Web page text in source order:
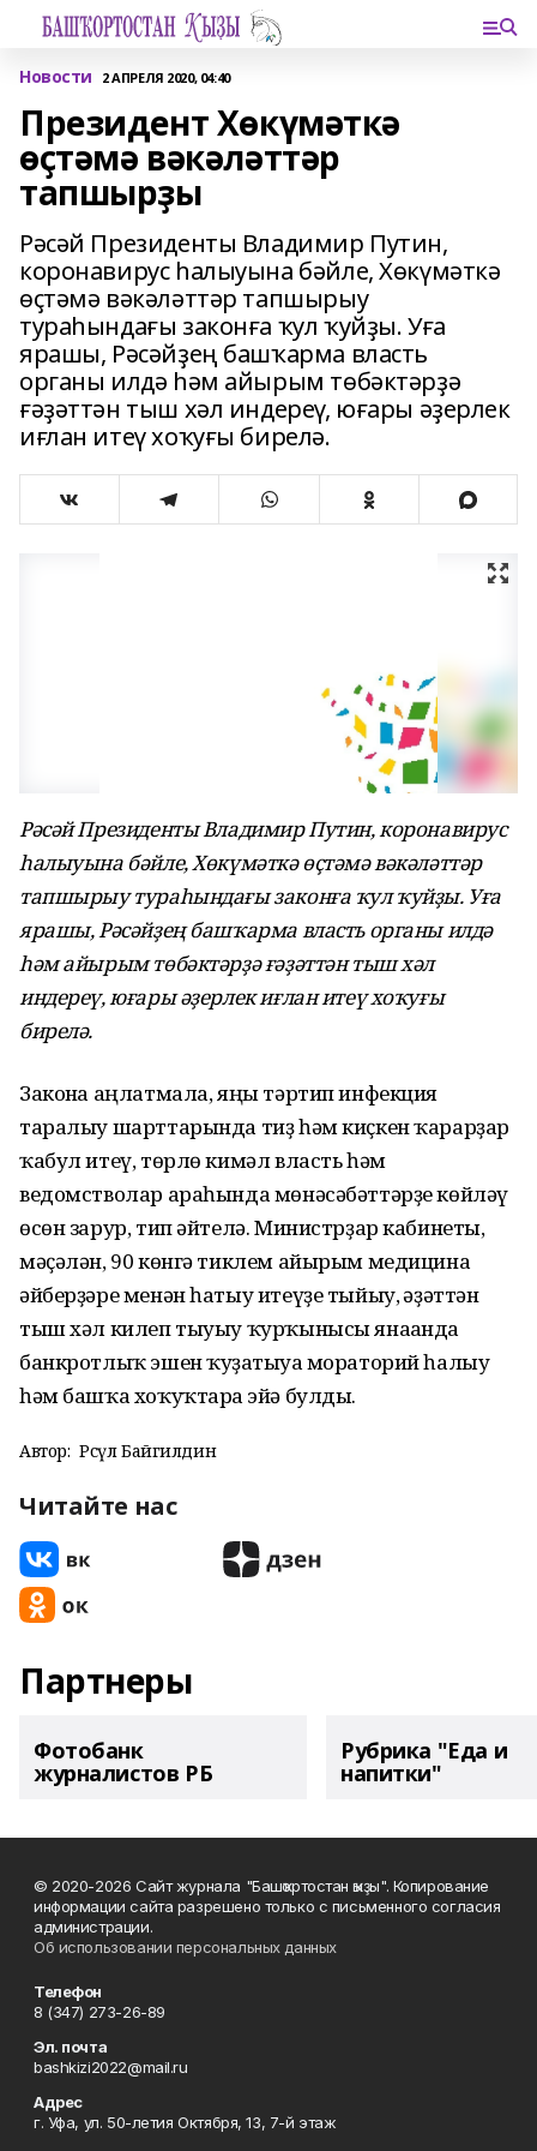
Новости 2 АПРЕЛЯ 2020, 04:40
Президент Хөкүмәткә
өҫтәмә вәкәләттәр
тапшырҙы
Рәсәй Президенты Владимир Путин,
коронавирус һалыуына бәйле, Хөкүмәткә
өҫтәмә вәкәләттәр тапшырыу
тураһындағы законға ҡул ҡуйҙы. Уға
ярашы, Рәсәйҙең башҡарма власть
органы илдә һәм айырым төбәктәрҙә
ғәҙәттән тыш хәл индереү, юғары әҙерлек
иғлан итеү хоҡуғы бирелә.
Рәсәй Президенты Владимир Путин, коронавирус
һалыуына бәйле, Хөкүмәткә өҫтәмә вәкәләттәр
тапшырыу тураһындағы законға ҡул ҡуйҙы. Уға
ярашы, Рәсәйҙең башҡарма власть органы илдә
һәм айырым төбәктәрҙә ғәҙәттән тыш хәл
индереү, юғары әҙерлек иғлан итеү хоҡуғы
бирелә.
Законға аңлатмала, яңы тәртип инфекция
таралыу шарттарында тиҙ һәм киҫкен ҡарарҙар
ҡабул итеү, төрлө кимәл власть һәм
ведомстволар араһында мөнәсәбәттәрҙе көйләү
өсөн зарур, тип әйтелә. Министрҙар кабинеты,
мәҫәлән, 90 көнгә тиклем айырым медицина
әйберҙәре менән һатыу итеүҙе тыйыу, ғәҙәттән
тыш хәл килеп тыуыу ҡурҡынысы янағанда
банкротлыҡ эшен ҡуҙғатыуға мораторий һалыу
һәм башҡа хоҡуҡтарға эйә булды.
Автор: Рәсүл Байгилдин
Читайте нас
Партнеры
Фотобанк
журналистов РБ
Рубрика "Еда и
напитки"
© 2020-2026 Сайт журнала "Башҡортостан ҡыҙы". Копирование
информации сайта разрешено только с письменного согласия
администрации.
Об использовании персональных данных
Телефон
8 (347) 273-26-89
Эл. почта
bashkizi2022@mail.ru
Адрес
г. Уфа, ул. 50-летия Октября, 13, 7-й этаж